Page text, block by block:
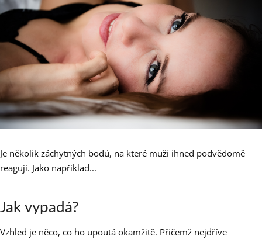
Je několik záchytných bodů, na které muži ihned podvědomě
reagují. Jako například...
Jak vypadá?
Vzhled je něco, co ho upoutá okamžitě. Přičemž nejdříve